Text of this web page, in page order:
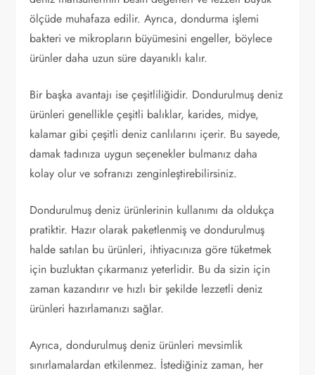
ölçüde muhafaza edilir. Ayrıca, dondurma işlemi
bakteri ve mikropların büyümesini engeller, böylece
ürünler daha uzun süre dayanıklı kalır.
Bir başka avantajı ise çeşitliliğidir. Dondurulmuş deniz
ürünleri genellikle çeşitli balıklar, karides, midye,
kalamar gibi çeşitli deniz canlılarını içerir. Bu sayede,
damak tadınıza uygun seçenekler bulmanız daha
kolay olur ve sofranızı zenginleştirebilirsiniz.
Dondurulmuş deniz ürünlerinin kullanımı da oldukça
pratiktir. Hazır olarak paketlenmiş ve dondurulmuş
halde satılan bu ürünleri, ihtiyacınıza göre tüketmek
için buzluktan çıkarmanız yeterlidir. Bu da sizin için
zaman kazandırır ve hızlı bir şekilde lezzetli deniz
ürünleri hazırlamanızı sağlar.
Ayrıca, dondurulmuş deniz ürünleri mevsimlik
sınırlamalardan etkilenmez. İstediğiniz zaman, her